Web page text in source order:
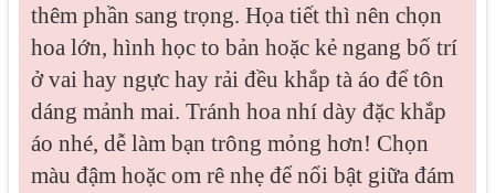
thêm phần sang trọng. Họa tiết thì nên chọn
hoa lớn, hình học to bản hoặc kẻ ngang bố trí
ở vai hay ngực hay rải đều khắp tà áo để tôn
dáng mảnh mai. Tránh hoa nhí dày đặc khắp
áo nhé, dễ làm bạn trông mỏng hơn! Chọn
màu đậm hoặc om rê nhẹ để nổi bật giữa đám